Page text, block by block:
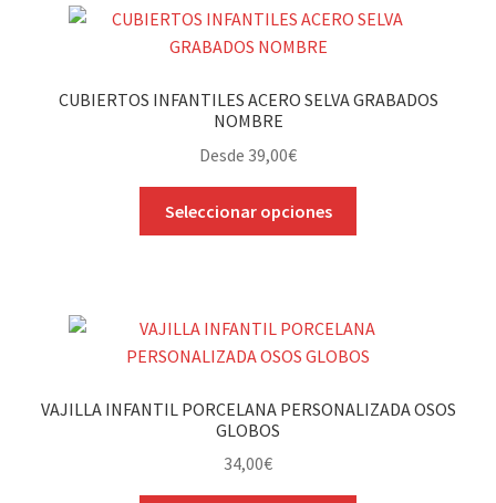
CUBIERTOS INFANTILES ACERO SELVA GRABADOS
NOMBRE
Desde 39,00€
Seleccionar opciones
Las
opciones
pueden
VAJILLA INFANTIL PORCELANA PERSONALIZADA OSOS
GLOBOS
34,00€